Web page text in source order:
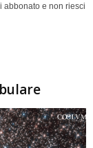
abbonato e non riesci